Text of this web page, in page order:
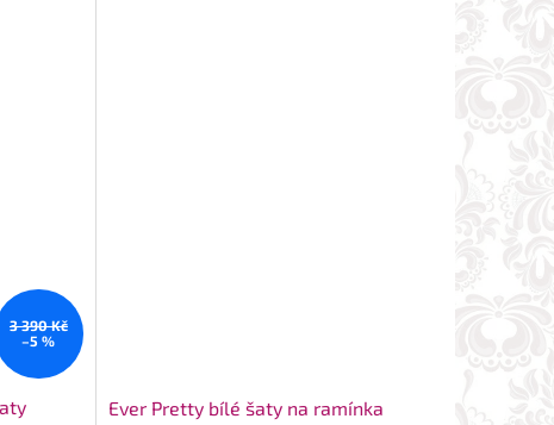
3 390 Kč
–5 %
Ever Pretty bílé šaty na ramínka